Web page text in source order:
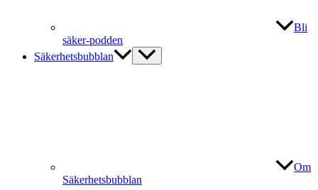
Bli
säker-podden
Säkerhetsbubblan
Om
Säkerhetsbubblan